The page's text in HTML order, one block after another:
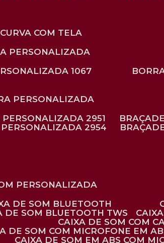
COM TELA
PERSONALIZADA
1067
PERSONALIZADA
PERSONALIZADA 2951
PERSONALIZADA 2954
PERSONALIZADA
DE SOM BLUETOOTH
DE SOM BLUETOOTH TWS
CAIXA DE SOM COM
DE SOM COM MICROFONE EM
CAIXA DE SOM EM ABS COM